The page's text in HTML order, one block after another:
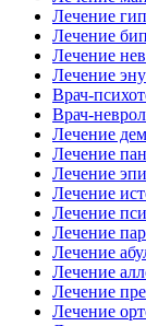
Лечение
Лечение
Лечение
Лечение
Врач-
Врач-
Лечение
Лечение
Лечение
Лечение
Лечение
Лечение
Лечение
Лечение
Лечение
Лечение